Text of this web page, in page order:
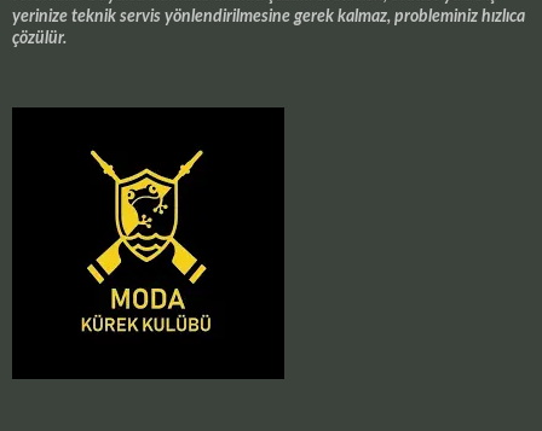
yerinize teknik servis yönlendirilmesine gerek kalmaz, probleminiz hızlıca
çözülür.